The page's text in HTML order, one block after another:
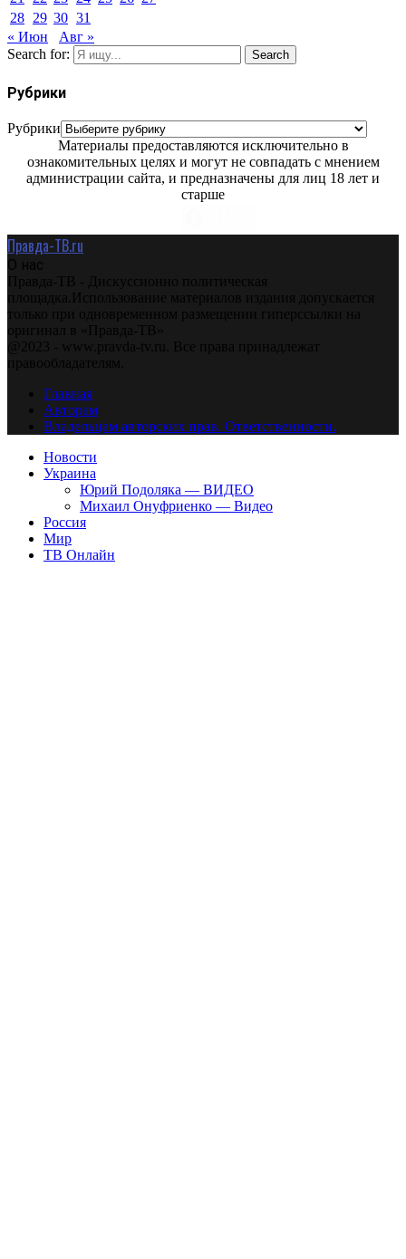
28 29 30 31
« Июн
Авг »
Search for:
Search
Рубрики
Рубрики
Материалы предоставляются исключительно в
ознакомительных целях и могут не совпадать с мнением
администрации сайта, и предназначены для лиц 18 лет и
старше
Правда-ТВ.ru
О нас
Правда-ТВ - Дискуссионно политическая
площадка.Использование материалов издания допускается
только при одновременном размещении гиперссылки на
оригинал в «Правда-ТВ»
@2023 - www.pravda-tv.ru. Все права принадлежат
правообладателям.
Главная
Авторам
Владельцам авторских прав. Ответственности.
Новости
Украина
Юрий Подоляка — ВИДЕО
Михаил Онуфриенко — Видео
Россия
Мир
ТВ Онлайн